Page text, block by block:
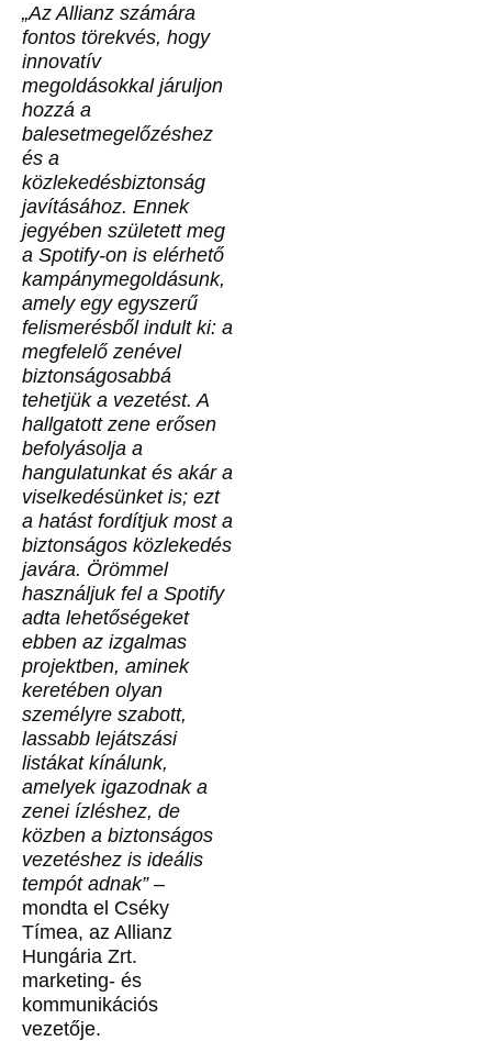
„Az Allianz számára
fontos törekvés, hogy
innovatív
megoldásokkal járuljon
hozzá a
balesetmegelőzéshez
és a
közlekedésbiztonság
javításához. Ennek
jegyében született meg
a Spotify-on is elérhető
kampánymegoldásunk,
amely egy egyszerű
felismerésből indult ki: a
megfelelő zenével
biztonságosabbá
tehetjük a vezetést. A
hallgatott zene erősen
befolyásolja a
hangulatunkat és akár a
viselkedésünket is; ezt
a hatást fordítjuk most a
biztonságos közlekedés
javára. Örömmel
használjuk fel a Spotify
adta lehetőségeket
ebben az izgalmas
projektben, aminek
keretében olyan
személyre szabott,
lassabb lejátszási
listákat kínálunk,
amelyek igazodnak a
zenei ízléshez, de
közben a biztonságos
vezetéshez is ideális
tempót adnak”–
mondta el Cséky
Tímea, az Allianz
Hungária Zrt.
marketing- és
kommunikációs
vezetője.